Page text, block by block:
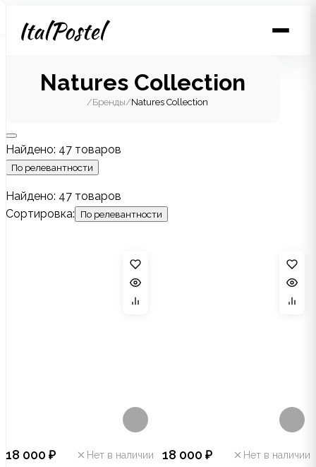
Natures Collection
/Бренды/Natures Collection
Найдено: 47 товаров
По релевантности
Найдено: 47 товаров
Сортировка:
По релевантности
18 000 ₽ Нет в наличии 18 000 ₽ Нет в наличии